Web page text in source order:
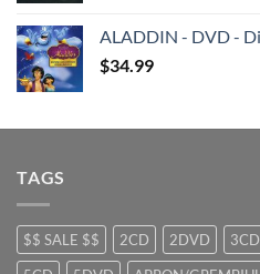
$29.99.$9.99.
ALADDIN - DVD -
$34.99
TAGS
$$ SALE $$ 2CD 2DVD 3CD